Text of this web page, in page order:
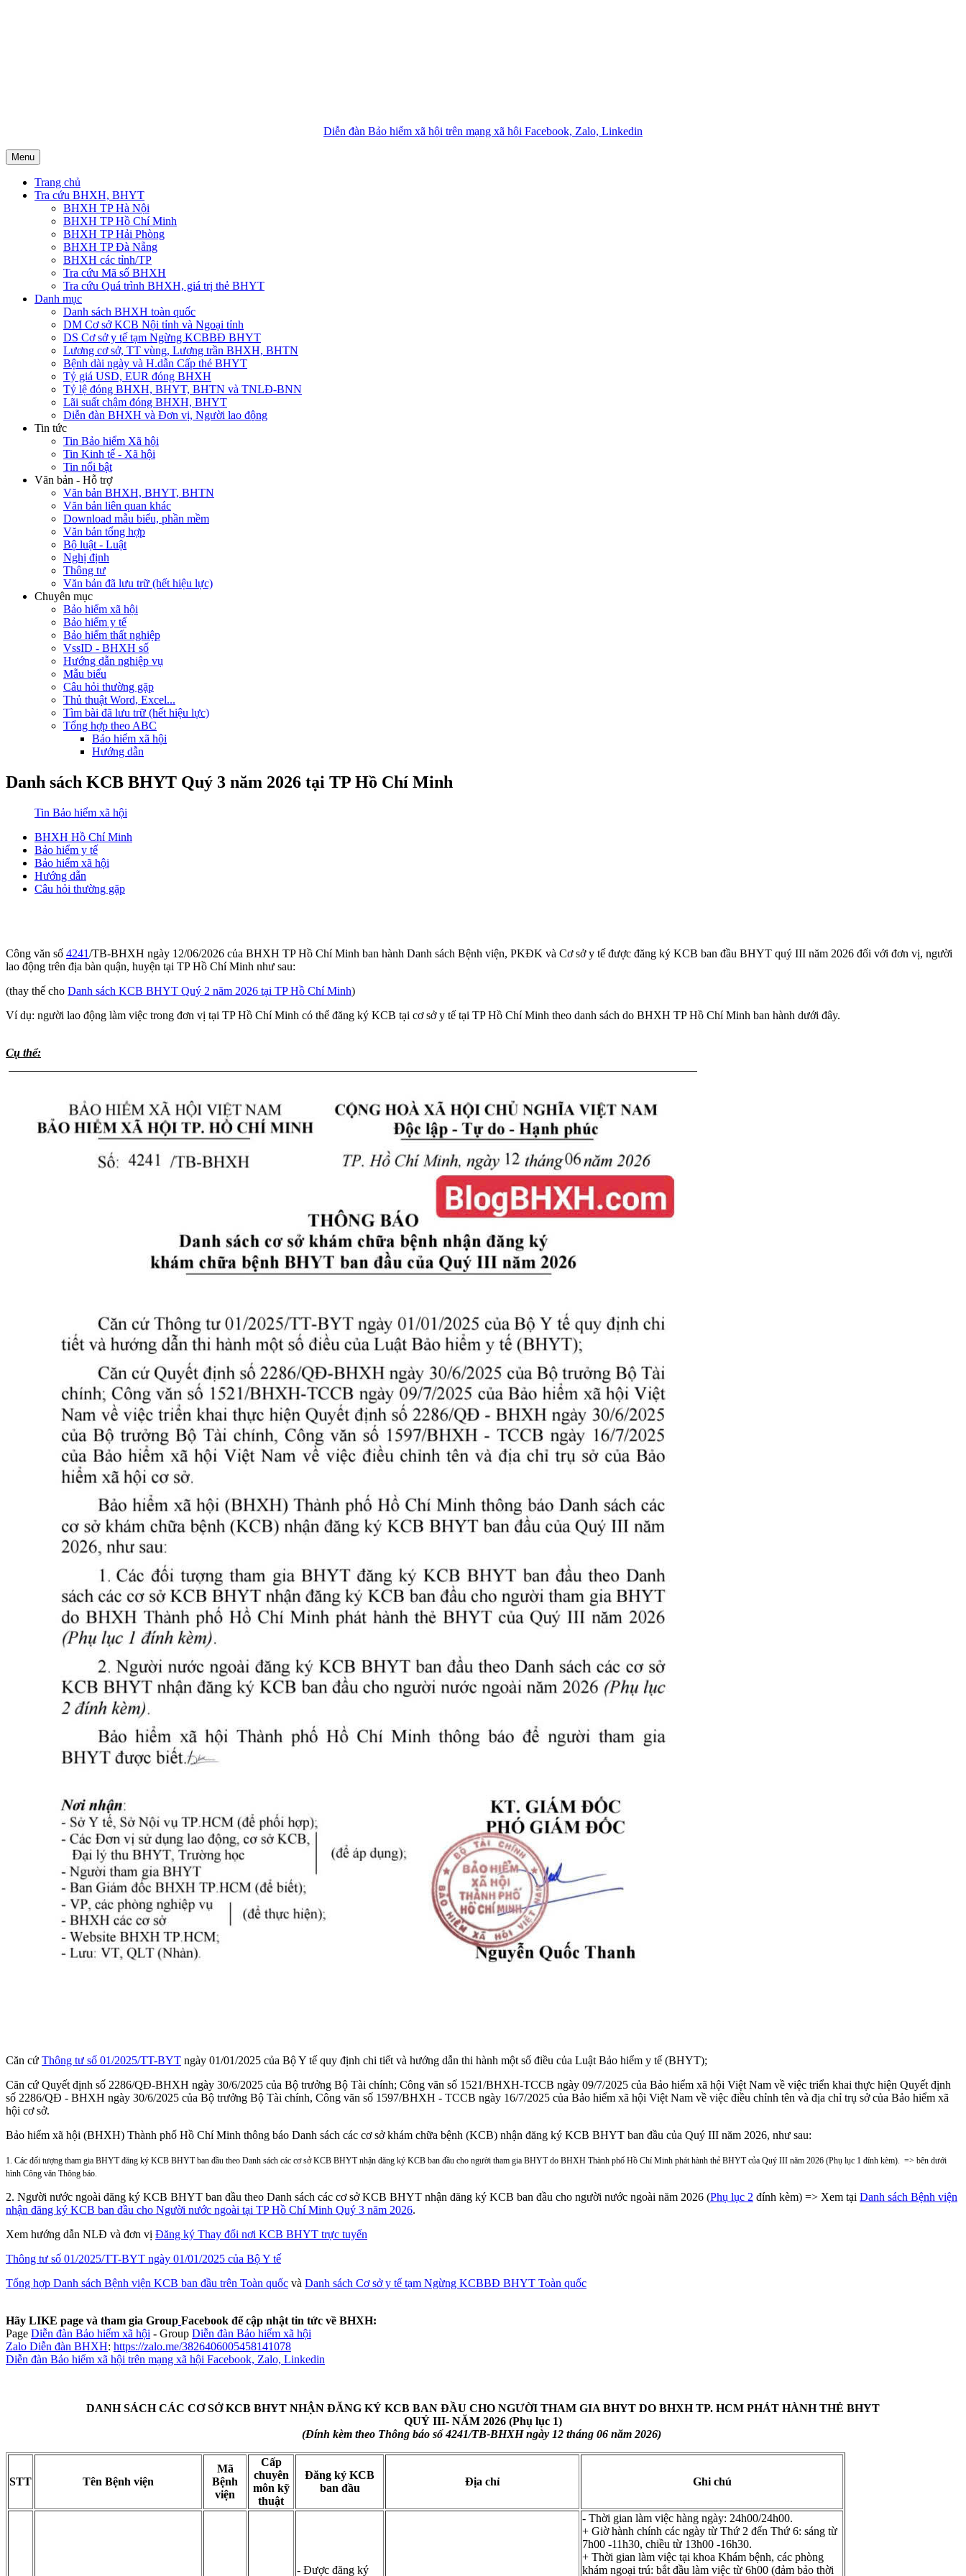
Diễn đàn Bảo hiểm xã hội trên mạng xã hội Facebook, Zalo, Linkedin
Menu
Trang chủ
Tra cứu BHXH, BHYT
BHXH TP Hà Nội
BHXH TP Hồ Chí Minh
BHXH TP Hải Phòng
BHXH TP Đà Nẵng
BHXH các tỉnh/TP
Tra cứu Mã số BHXH
Tra cứu Quá trình BHXH, giá trị thẻ BHYT
Danh mục
Danh sách BHXH toàn quốc
DM Cơ sở KCB Nội tỉnh và Ngoại tỉnh
DS Cơ sở y tế tạm Ngừng KCBBĐ BHYT
Lương cơ sở, TT vùng, Lương trần BHXH, BHTN
Bệnh dài ngày và H.dẫn Cấp thẻ BHYT
Tỷ giá USD, EUR đóng BHXH
Tỷ lệ đóng BHXH, BHYT, BHTN và TNLĐ-BNN
Lãi suất chậm đóng BHXH, BHYT
Diễn đàn BHXH và Đơn vị, Người lao động
Tin tức
Tin Bảo hiểm Xã hội
Tin Kinh tế - Xã hội
Tin nổi bật
Văn bản - Hỗ trợ
Văn bản BHXH, BHYT, BHTN
Văn bản liên quan khác
Download mẫu biểu, phần mềm
Văn bản tổng hợp
Bộ luật - Luật
Nghị định
Thông tư
Văn bản đã lưu trữ (hết hiệu lực)
Chuyên mục
Bảo hiểm xã hội
Bảo hiểm y tế
Bảo hiểm thất nghiệp
VssID - BHXH số
Hướng dẫn nghiệp vụ
Mẫu biểu
Câu hỏi thường gặp
Thủ thuật Word, Excel...
Tìm bài đã lưu trữ (hết hiệu lực)
Tổng hợp theo ABC
Bảo hiểm xã hội
Hướng dẫn
Danh sách KCB BHYT Quý 3 năm 2026 tại TP Hồ Chí Minh
Tin Bảo hiểm xã hội
BHXH Hồ Chí Minh
Bảo hiểm y tế
Bảo hiểm xã hội
Hướng dẫn
Câu hỏi thường gặp
Công văn số 4241/TB-BHXH ngày 12/06/2026 của BHXH TP Hồ Chí Minh ban hành Danh sách Bệnh viện, PKĐK và Cơ sở y tế được đăng ký KCB ban đầu BHYT quý III năm 2026 đối với đơn vị, người
lao động trên địa bàn quận, huyện tại TP Hồ Chí Minh như sau:
(thay thế cho Danh sách KCB BHYT Quý 2 năm 2026 tại TP Hồ Chí Minh)
Ví dụ: người lao động làm việc trong đơn vị tại TP Hồ Chí Minh có thể đăng ký KCB tại cơ sở y tế tại TP Hồ Chí Minh theo danh sách do BHXH TP Hồ Chí Minh ban hành dưới đây.
Cụ thể:
Căn cứ Thông tư số 01/2025/TT-BYT ngày 01/01/2025 của Bộ Y tế quy định chi tiết và hướng dẫn thi hành một số điều của Luật Bảo hiểm y tế (BHYT);
Căn cứ Quyết định số 2286/QĐ-BHXH ngày 30/6/2025 của Bộ trưởng Bộ Tài chính; Công văn số 1521/BHXH-TCCB ngày 09/7/2025 của Bảo hiểm xã hội Việt Nam về việc triển khai thực hiện Quyết định
số 2286/QĐ - BHXH ngày 30/6/2025 của Bộ trưởng Bộ Tài chính, Công văn số 1597/BHXH - TCCB ngày 16/7/2025 của Bảo hiểm xã hội Việt Nam về việc điều chỉnh tên và địa chỉ trụ sở của Bảo hiểm xã
hội cơ sở.
Bảo hiểm xã hội (BHXH) Thành phố Hồ Chí Minh thông báo Danh sách các cơ sở khám chữa bệnh (KCB) nhận đăng ký KCB BHYT ban đầu của Quý III năm 2026, như sau:
1. Các đối tượng tham gia BHYT đăng ký KCB BHYT ban đầu theo Danh sách các cơ sở KCB BHYT nhận đăng ký KCB ban đầu cho người tham gia BHYT do BHXH Thành phố Hồ Chí Minh phát hành thẻ BHYT của Quý III năm 2026 (Phụ lục 1 đính kèm). => bên dưới
hình Công văn Thông báo.
2. Người nước ngoài đăng ký KCB BHYT ban đầu theo Danh sách các cơ sở KCB BHYT nhận đăng ký KCB ban đầu cho người nước ngoài năm 2026 (Phụ lục 2 đính kèm) => Xem tại Danh sách Bệnh viện
nhận đăng ký KCB ban đầu cho Người nước ngoài tại TP Hồ Chí Minh Quý 3 năm 2026.
Xem hướng dẫn NLĐ và đơn vị Đăng ký Thay đổi nơi KCB BHYT trực tuyến
Thông tư số 01/2025/TT-BYT ngày 01/01/2025 của Bộ Y tế
Tổng hợp Danh sách Bệnh viện KCB ban đầu trên Toàn quốc và Danh sách Cơ sở y tế tạm Ngừng KCBBĐ BHYT Toàn quốc
Hãy LIKE page và tham gia Group Facebook để cập nhật tin tức về BHXH:
Page Diễn đàn Bảo hiểm xã hội - Group Diễn đàn Bảo hiểm xã hội
Zalo Diễn đàn BHXH: https://zalo.me/3826406005458141078
Diễn đàn Bảo hiểm xã hội trên mạng xã hội Facebook, Zalo, Linkedin
DANH SÁCH CÁC CƠ SỞ KCB BHYT NHẬN ĐĂNG KÝ KCB BAN ĐẦU CHO NGƯỜI THAM GIA BHYT DO BHXH TP. HCM PHÁT HÀNH THẺ BHYT
QUÝ III- NĂM 2026 (Phụ lục 1)
(Đính kèm theo Thông báo số 4241/TB-BHXH ngày 12 tháng 06 năm 2026)
STT Tên Bệnh viện
Mã
Bệnh
viện
Cấp
chuyên
môn kỹ
thuật
Đăng ký KCB
ban đầu
Địa chỉ Ghi chú
- Được đăng ký
- Thời gian làm việc hàng ngày: 24h00/24h00.
+ Giờ hành chính các ngày từ Thứ 2 đến Thứ 6: sáng từ
7h00 -11h30, chiều từ 13h00 -16h30.
+ Thời gian làm việc tại khoa Khám bệnh, các phòng
khám ngoại trú: bắt đầu làm việc từ 6h00 (đảm bảo thời